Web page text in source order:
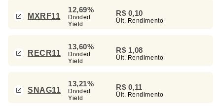
MXRF11
12,69%
Divided
Yield
R$ 0,10
Últ. Rendimento
RECR11
13,60%
Divided
Yield
R$ 1,08
Últ. Rendimento
SNAG11
13,21%
Divided
Yield
R$ 0,11
Últ. Rendimento